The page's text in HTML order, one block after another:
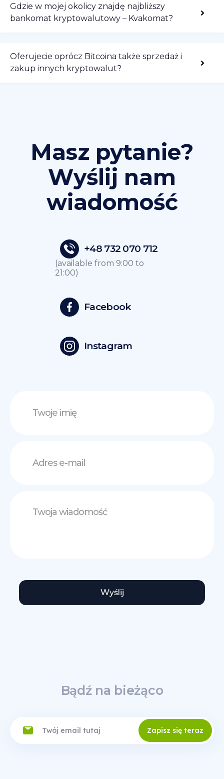
Gdzie w mojej okolicy znajdę najbliższy
bankomat kryptowalutowy – Kvakomat?
Oferujecie oprócz Bitcoina także sprzedaż i
zakup innych kryptowalut?
Masz pytanie?
Wyślij nam
wiadomość
+48 732 070 712
(available from 9:00 to
21:00)
Facebook
Instagram
Wyślij
Bądź na bieżąco
Zapisz się teraz